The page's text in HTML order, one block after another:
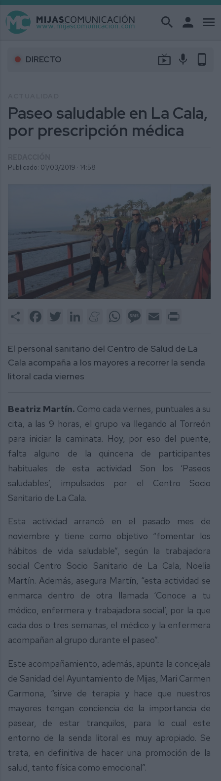
search person menu
DIRECTO live_tv mic phone_android
Paseo saludable en La Cala,
por prescripción médica
Publicado: 01/03/2019 · 14:58
Share FacebookTwitter LinkedInMeneameWhatsAppMessage
Email
El personal sanitario del Centro de Salud de La
Cala acompaña a los mayores a recorrer la senda
litoral cada viernes
Beatriz Martín. Como cada viernes, puntuales a su
cita, a las 9 horas, el grupo va llegando al Torreón
para iniciar la caminata. Hoy, por eso del puente,
falta alguno de la quincena de participantes
habituales de esta actividad. Son los ‘Paseos
saludables’, impulsados por el Centro Socio
Sanitario de La Cala.
Esta actividad arrancó en el pasado mes de
noviembre y tiene como objetivo “fomentar los
hábitos de vida saludable”, según la trabajadora
social Centro Socio Sanitario de La Cala, Noelia
Martín. Además, asegura Martín, “esta actividad se
enmarca dentro de otra llamada ‘Conoce a tu
médico, enfermera y trabajadora social’, por la que
cada dos o tres semanas, el médico y la enfermera
acompañan al grupo durante el paseo”.
Este acompañamiento, además, apunta la concejala
de Sanidad del Ayuntamiento de Mijas, Mari Carmen
Carmona, “sirve de terapia y hace que nuestros
mayores tengan conciencia de la importancia de
pasear, de estar tranquilos, para lo cual este
entorno de la senda litoral es muy apropiado. Se
trata, en definitiva de hacer una promoción de la
salud, tanto física como emocional”.